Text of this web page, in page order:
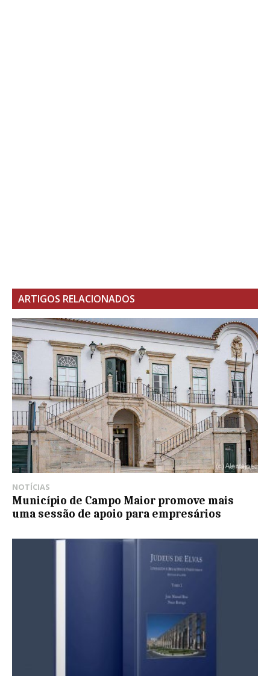
ARTIGOS RELACIONADOS
NOTÍCIAS
Município de Campo Maior promove mais
uma sessão de apoio para empresários